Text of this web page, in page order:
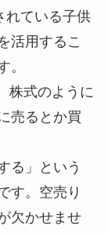
れている子供
活用するこ
。
株式のように
売るとか買
る」という
す。空売り
欠かせませ